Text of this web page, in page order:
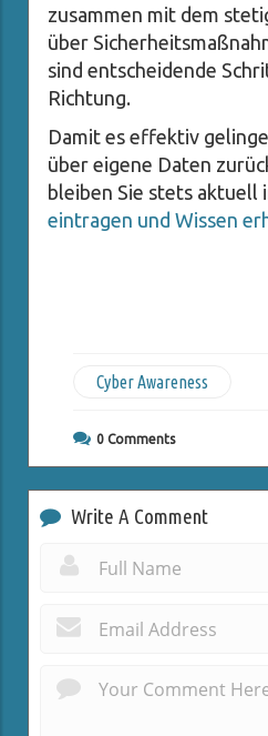
zusammen mit dem
über
sind entscheidende
Richtung.
Damit es effektiv
über eigene Daten
bleiben Sie stets aktuell
eintragen und Wissen
Cyber Awareness
0 Comments
Write A Comment